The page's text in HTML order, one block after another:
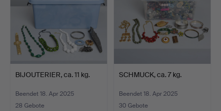
BIJOUTERIER, ca. 11 kg.
Beendet 18. Apr 2025
28 Gebote
SCHMUCK, ca. 7 kg.
Beendet 18. Apr 2025
30 Gebote